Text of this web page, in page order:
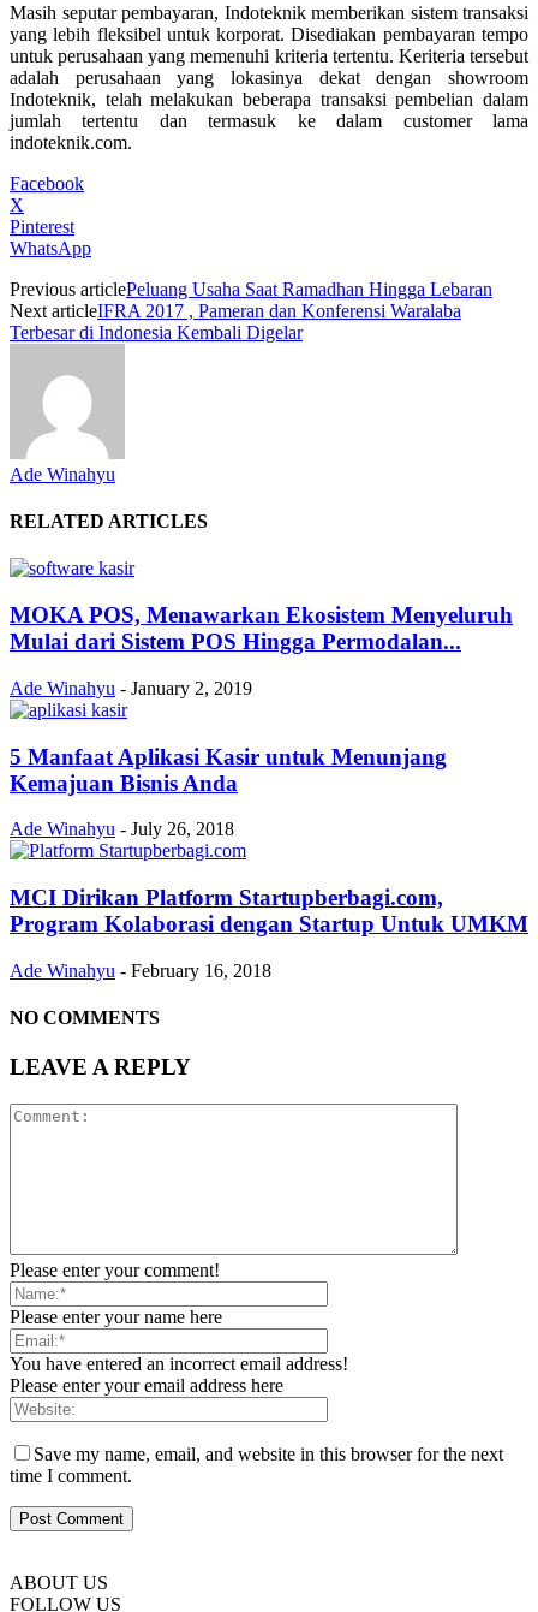
Masih seputar pembayaran, Indoteknik memberikan sistem transaksi
yang lebih fleksibel untuk korporat. Disediakan pembayaran tempo
untuk perusahaan yang memenuhi kriteria tertentu. Keriteria tersebut
adalah perusahaan yang lokasinya dekat dengan showroom
Indoteknik, telah melakukan beberapa transaksi pembelian dalam
jumlah tertentu dan termasuk ke dalam customer lama
indoteknik.com.
Facebook
X
Pinterest
WhatsApp
Previous articlePeluang Usaha Saat Ramadhan Hingga Lebaran
Next articleIFRA 2017 , Pameran dan Konferensi Waralaba
Terbesar di Indonesia Kembali Digelar
Ade Winahyu
RELATED ARTICLES
MOKA POS, Menawarkan Ekosistem Menyeluruh
Mulai dari Sistem POS Hingga Permodalan...
Ade Winahyu - January 2, 2019
5 Manfaat Aplikasi Kasir untuk Menunjang
Kemajuan Bisnis Anda
Ade Winahyu - July 26, 2018
MCI Dirikan Platform Startupberbagi.com,
Program Kolaborasi dengan Startup Untuk UMKM
Ade Winahyu - February 16, 2018
NO COMMENTS
LEAVE A REPLY
Please enter your comment!
Please enter your name here
You have entered an incorrect email address!
Please enter your email address here
Save my name, email, and website in this browser for the next
time I comment.
ABOUT US
FOLLOW US